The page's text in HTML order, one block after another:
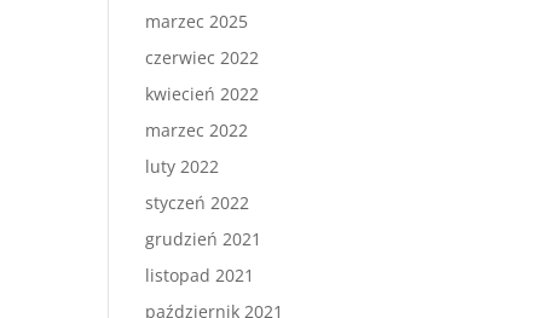
marzec 2025
czerwiec 2022
kwiecień 2022
marzec 2022
luty 2022
styczeń 2022
grudzień 2021
listopad 2021
październik 2021